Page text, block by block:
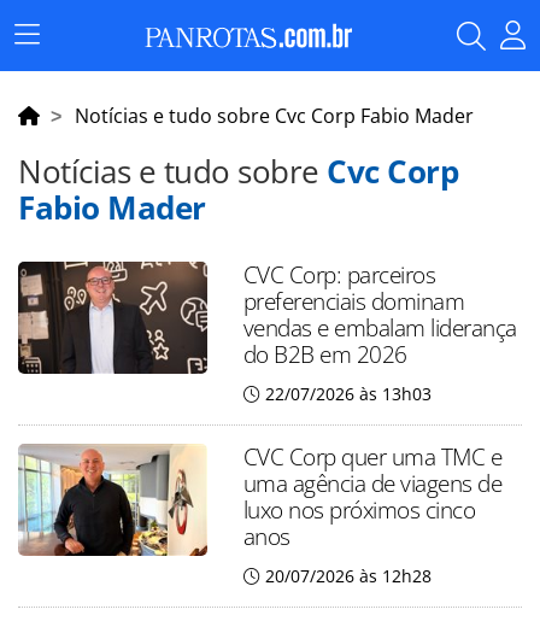
Menu
Principal
Notícias e tudo sobre Cvc Corp Fabio Mader
Notícias e tudo sobre Cvc Corp
Fabio Mader
CVC Corp: parceiros
preferenciais dominam
vendas e embalam liderança
do B2B em 2026
22/07/2026 às 13h03
CVC Corp quer uma TMC e
uma agência de viagens de
luxo nos próximos cinco
anos
20/07/2026 às 12h28